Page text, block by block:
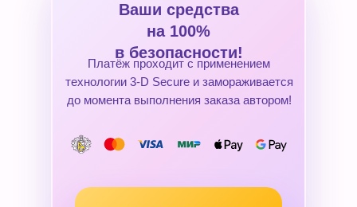
Платёж проходит с применением
технологии 3-D Secure и замораживается
до момента выполнения заказа автором!
Ваши средства
на 100%
в безопасности!